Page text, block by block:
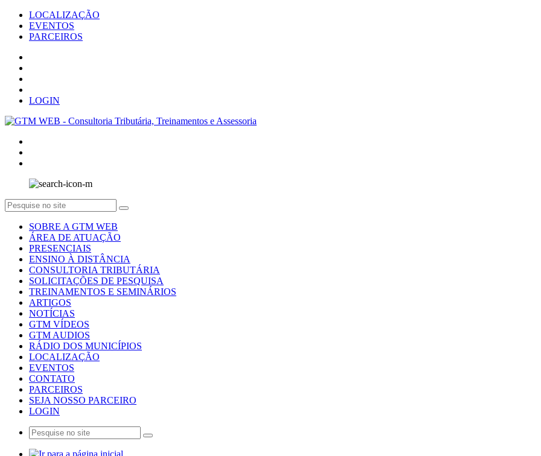
LOCALIZAÇÃO
EVENTOS
PARCEIROS
LOGIN
SOBRE A GTM WEB
ÁREA DE ATUAÇÃO
PRESENCIAIS
ENSINO À DISTÂNCIA
CONSULTORIA TRIBUTÁRIA
SOLICITAÇÕES DE PESQUISA
TREINAMENTOS E SEMINÁRIOS
ARTIGOS
NOTÍCIAS
GTM VÍDEOS
GTM AUDIOS
RÁDIO DOS MUNICÍPIOS
LOCALIZAÇÃO
EVENTOS
CONTATO
PARCEIROS
SEJA NOSSO PARCEIRO
LOGIN